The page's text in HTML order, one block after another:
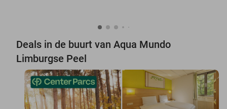
Deals in de buurt van Aqua Mundo
Limburgse Peel